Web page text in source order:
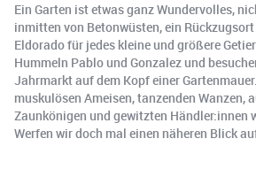
Ein Garten ist etwas ganz Wundervolles,
inmitten von Betonwüsten, ein
Eldorado für jedes kleine und größere
Hummeln Pablo und Gonzalez und
Jahrmarkt auf dem Kopf einer
muskulösen Ameisen, tanzenden Wanzen,
Zaunkönigen und gewitzten Händler:innen
Werfen wir doch mal einen näheren Blick